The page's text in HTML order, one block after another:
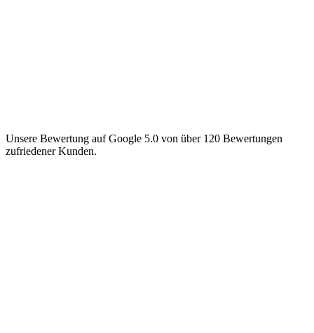
Unsere Bewertung auf Google 5.0 von über 120 Bewertungen
zufriedener Kunden.